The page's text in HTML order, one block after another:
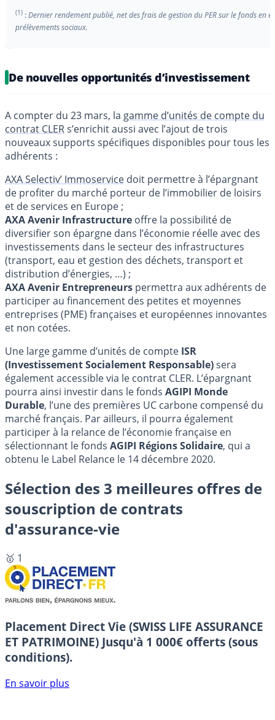
(1) :Dernier rendement publié, net des frais de gestion du PER sur le fonds en
prélèvements sociaux.
De nouvelles opportunités d’investissement
A compter du 23 mars, la gamme d’unités de compte du
contrat CLERs’enrichit aussi avec l’ajout de trois
nouveaux supports spécifiques disponibles pour tous les
adhérents :
AXA Selectiv’ Immoservice doit permettre à l’épargnant
de profiter du marché porteur de l’immobilier de loisirs
et de services en Europe ;
AXA Avenir Infrastructure offre la possibilité de
diversifier son épargne dans l’économie réelle avec des
investissements dans le secteur des infrastructures
(transport, eau et gestion des déchets, transport et
distribution d’énergies, …) ;
AXA Avenir Entrepreneurs permettra aux adhérents de
participer au financement des petites et moyennes
entreprises (PME) françaises et européennes innovantes
et non cotées.
Une large gamme d’unités de compte ISR
(Investissement Socialement Responsable)sera
également accessible via le contrat CLER. L’épargnant
pourra ainsi investir dans le fonds AGIPI Monde
Durable, l’une des premières UC carbone compensé du
marché français. Par ailleurs, il pourra également
participer à la relance de l’économie française en
sélectionnant le fonds AGIPI Régions Solidaire, qui a
obtenu le Label Relance le 14 décembre 2020.
Sélection des 3 meilleures offres de
souscription de contrats
d'assurance-vie
🥇 1
Placement Direct Vie (SWISS LIFE ASSURANCE
ET PATRIMOINE) Jusqu'à 1 000€ offerts (sous
conditions).
En savoir plus